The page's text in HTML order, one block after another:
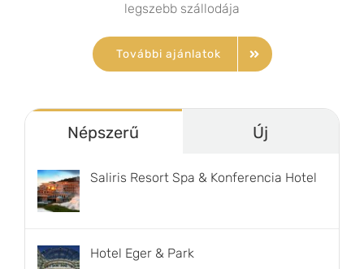
legszebb szállodája
További ajánlatok
Népszerű Új
Saliris Resort Spa & Konferencia Hotel
Hotel Eger & Park